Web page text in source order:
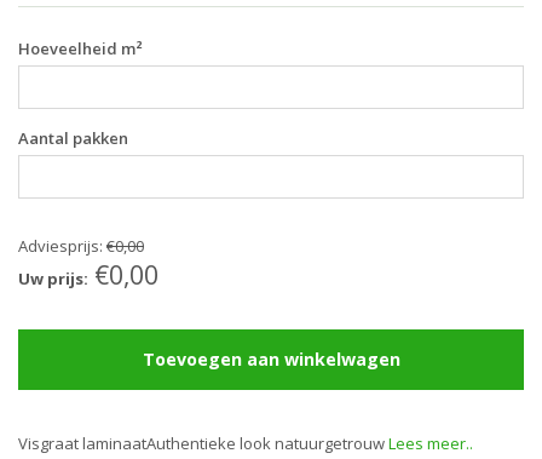
Hoeveelheid m²
Aantal pakken
Adviesprijs: €0,00
Uw prijs: €0,00
Toevoegen aan winkelwagen
Visgraat laminaatAuthentieke look natuurgetrouwLees meer..